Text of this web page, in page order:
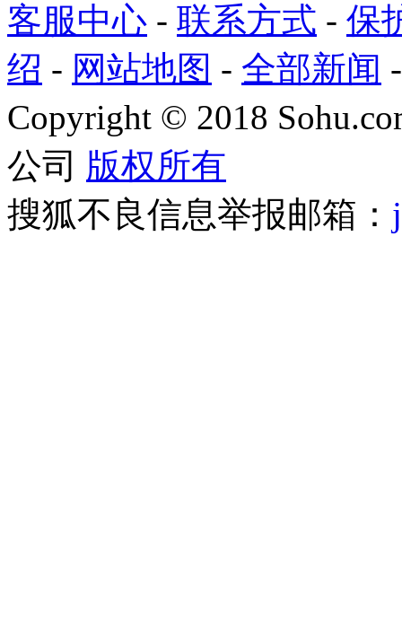
客服中心 - 联系方式 - 保
绍 - 网站地图 - 全部新闻
Copyright © 2018
公司 版权所有
搜狐不良信息举报邮箱：